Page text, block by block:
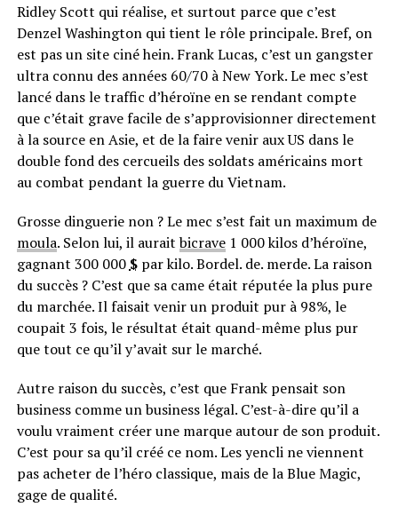
Ridley Scott qui réalise, et surtout parce que c’est
Denzel Washington qui tient le rôle principale. Bref, on
est pas un site ciné hein. Frank Lucas, c’est un gangster
ultra connu des années 60/70 à New York. Le mec s’est
lancé dans le traffic d’héroïne en se rendant compte
que c’était grave facile de s’approvisionner directement
à la source en Asie, et de la faire venir aux US dans le
double fond des cercueils des soldats américains mort
au combat pendant la guerre du Vietnam.
Grosse dinguerie non ? Le mec s’est fait un maximum de
moula. Selon lui, il auraitbicrave1 000 kilos d’héroïne,
gagnant 300 000 $par kilo. Bordel. de. merde. La raison
du succès ? C’est que sa came était réputée la plus pure
du marchée. Il faisait venir un produit pur à 98%, le
coupait 3 fois, le résultat était quand-même plus pur
que tout ce qu’il y’avait sur le marché.
Autre raison du succès, c’est que Frank pensait son
business comme un business légal. C’est-à-dire qu’il a
voulu vraiment créer une marque autour de son produit.
C’est pour sa qu’il créé ce nom. Les yencli ne viennent
pas acheter de l’héro classique, mais de la Blue Magic,
gage de qualité.